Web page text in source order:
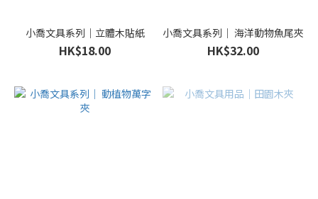
小喬文具系列｜立體木貼紙
HK$18.00
小喬文具系列｜ 海洋動物魚尾夾
HK$32.00